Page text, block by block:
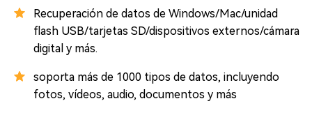
Recuperación de datos de Windows/Mac/unidad
flash USB/tarjetas SD/dispositivos externos/cámara
digital y más.
soporta más de 1000 tipos de datos, incluyendo
fotos, vídeos, audio, documentos y más